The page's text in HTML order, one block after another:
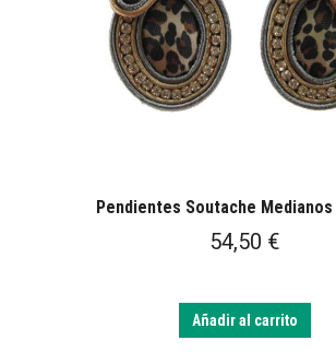
Pendientes Soutache
54,50 €
Añadir al carrito